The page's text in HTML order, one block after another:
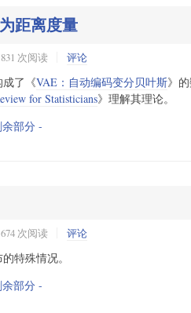
距离度量
831 次阅读 评论
了《VAE：自动编码变分贝叶斯》
for Statisticians》理解其理论。
部分 -
674 次阅读 评论
特殊情况。
部分 -